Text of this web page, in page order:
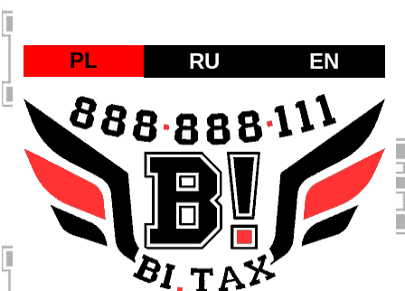
PL RU EN